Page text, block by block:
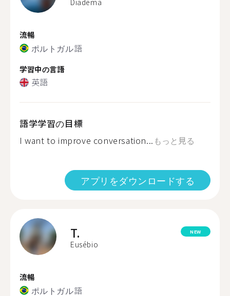
Diadema
流暢
ポルトガル語
学習中の言語
英語
語学学習の目標
I want to improve conversation... もっと見る
アプリをダウンロードする
T.
Eusébio
NEW
流暢
ポルトガル語